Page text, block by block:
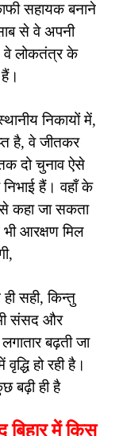
सहायक बनाने
से वे अपनी
वे लोकतंत्र के
निकायों में,
है, वे जीतकर
दो चुनाव ऐसे
हैं। वहाँ के
कहा जा सकता
भी आरक्षण मिल
सही, किन्तु
संसद और
बढ़ती जा
हो रही है।
बढ़ी ही है
बिहार में किस